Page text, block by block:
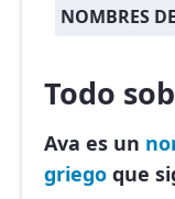
NOMBRES
Todo
Ava es un
griego que